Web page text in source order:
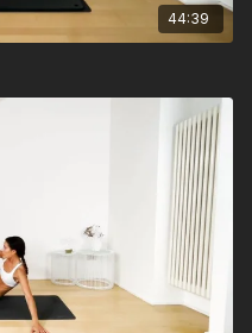
44:39